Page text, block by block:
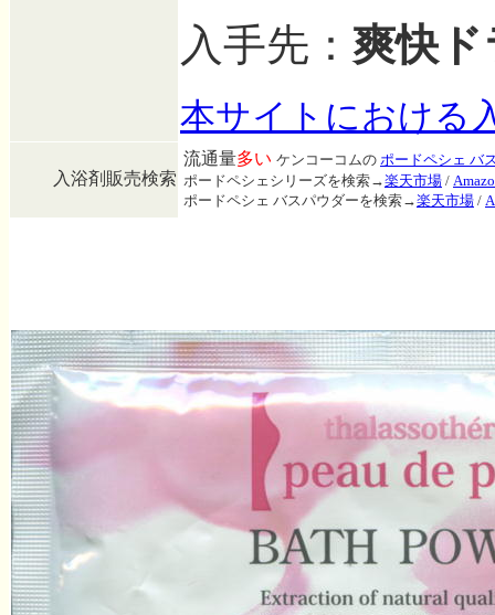
入手先： 爽快
本サイトにおける
入浴剤販売検索
流通量多い ケンコーコムの ポードペシェ バ
ポードペシェシリーズを検索→楽天市場 /
ポードペシェ バスパウダーを検索→楽天市場 /